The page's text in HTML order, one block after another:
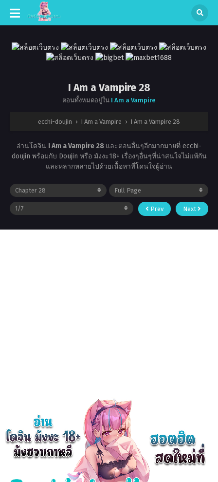
I Am a Vampire 28
ตอนทั้งหมดอยู่ใน I Am a Vampire
ecchi-doujin › I Am a Vampire › I Am a Vampire 28
อ่านโดจิน I Am a Vampire 28 และตอนอื่นๆอีกมากมายที่ ecchi-
doujin พร้อมกับ Doujin หรือ มังงะ18+ เรื่องๆอื่นๆที่น่าสนใจไม่แพ้กัน
และหลากหลายไปด้วยเนื้อหาที่โดนใจผู้อ่าน
Prev Next